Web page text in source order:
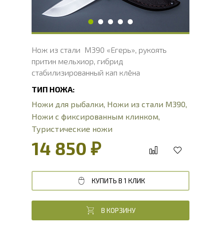
Твердость клинка, HRC 62 - 64 HRC
Нож из стали M390 «Егерь», рукоять
притин мельхиор, гибрид
стабилизированный кап клёна
ТИП НОЖА:
Ножи для рыбалки, Ножи из стали М390,
Ножи с фиксированным клинком,
Туристические ножи
14 850 ₽
КУПИТЬ В 1 КЛИК
В КОРЗИНУ